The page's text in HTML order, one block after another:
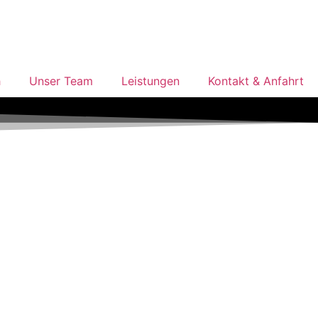
Unser Team Leistungen Kontakt & Anfahrt